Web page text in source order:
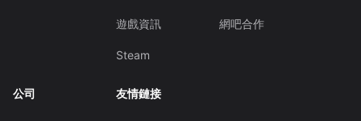
遊戲資訊
Steam
網吧合作
公司 友情鏈接